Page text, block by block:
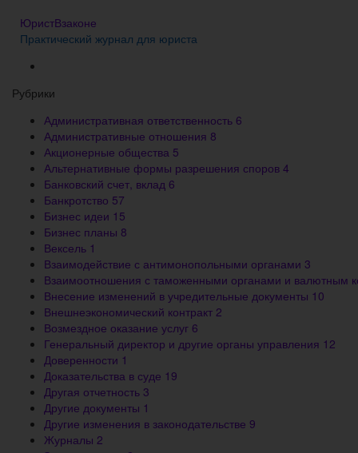
ЮристВзаконе
Практический журнал для юриста
Рубрики
Административная ответственность 6
Административные отношения 8
Акционерные общества 5
Альтернативные формы разрешения споров 4
Банковский счет, вклад 6
Банкротство 57
Бизнес идеи 15
Бизнес планы 8
Вексель 1
Взаимодействие с антимонопольными органами 3
Взаимоотношения с таможенными органами и валютным
Внесение изменений в учредительные документы 10
Внешнеэкономический контракт 2
Возмездное оказание услуг 6
Генеральный директор и другие органы управления 12
Доверенности 1
Доказательства в суде 19
Другая отчетность 3
Другие документы 1
Другие изменения в законодательстве 9
Журналы 2